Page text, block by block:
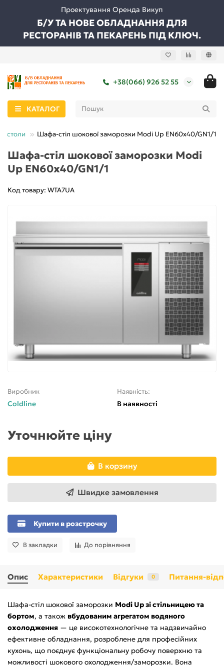
Проектування Оренда Викуп
Б/У ТА НОВЕ ОБЛАДНАННЯ ДЛЯ
РЕСТОРАНІВ ТА ПЕКАРЕНЬ ПІД КЛЮЧ.
+38(066) 926 52 55
КАТАЛОГ
столи Шафа-стіл шокової заморозки Modi Up EN60x40/GN1/1
Шафа-стіл шокової заморозки Modi
Up EN60x40/GN1/1
Код товару: WTA7UA
Виробник
Coldline
Наявність:
В наявності
Уточнюйте ціну
В корзину
Швидке замовлення
Купити в розстрочку
В закладки До порівняння
Опис Характеристики Відгуки 0 Питання-
Шафа-стіл шокової заморозки Modi Up зі стільницею та
бортом, а також вбудованим агрегатом водяного
охолодження — це високотехнологічне та надзвичайно
ефективне обладнання, розроблене для професійних
кухонь, що поєднує функціональну робочу поверхню та
можливості шокового охолодження/заморозки. Вона